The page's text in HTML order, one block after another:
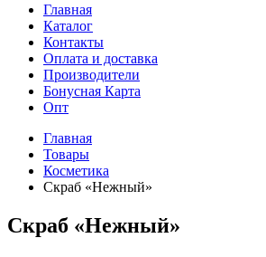
Главная
Каталог
Контакты
Оплата и доставка
Производители
Бонусная Карта
Опт
Главная
Товары
Косметика
Скраб «Нежный»
Скраб «Нежный»